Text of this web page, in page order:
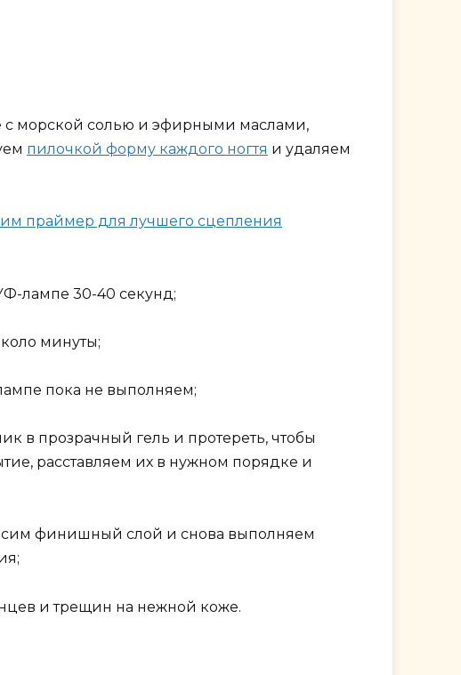
с морской солью и эфирными маслами,
пилочкой форму каждого ногтя и удаляем
праймер для лучшего сцепления
лампе 30-40 секунд;
минуты;
пока не выполняем;
в прозрачный гель и протереть, чтобы
расставляем их в нужном порядке и
финишный слой и снова выполняем
и трещин на нежной коже.